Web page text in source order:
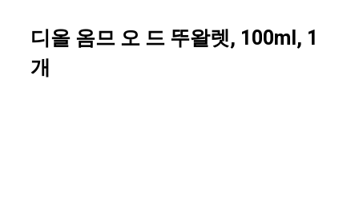
디올 옴므 오 드 뚜왈렛, 100ml, 1
개